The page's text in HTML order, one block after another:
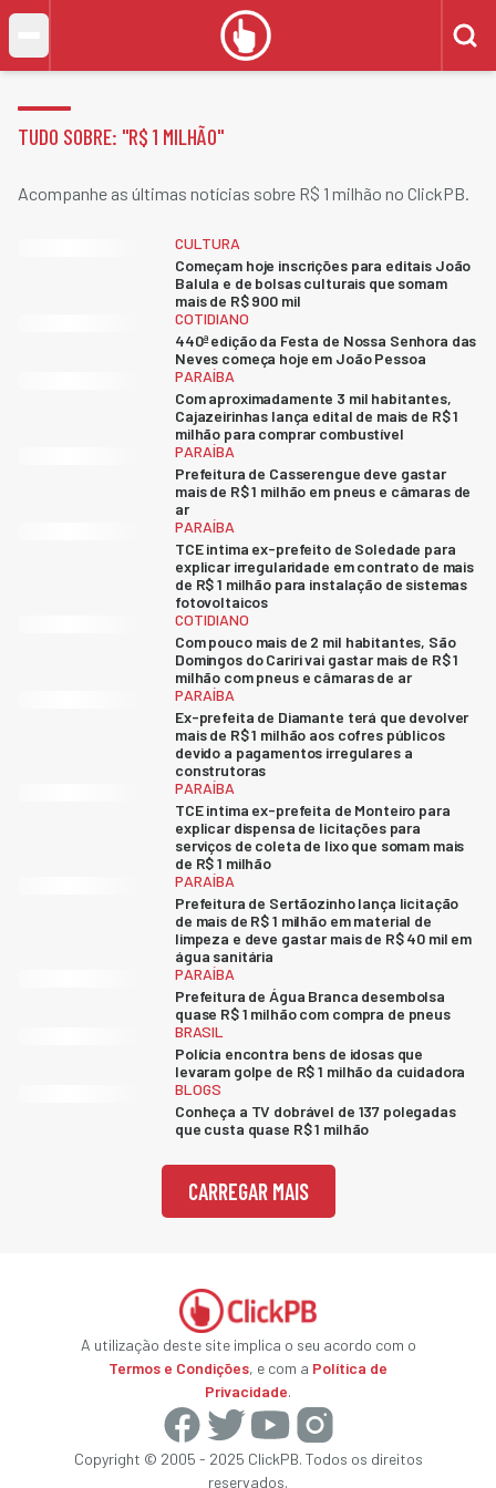
TUDO SOBRE: "R$ 1 MILHÃO"
Acompanhe as últimas notícias sobre R$ 1 milhão no ClickPB.
CULTURA
Começam hoje inscrições para editais João
Balula e de bolsas culturais que somam
mais de R$ 900 mil
COTIDIANO
440ª edição da Festa de Nossa Senhora das
Neves começa hoje em João Pessoa
PARAÍBA
Com aproximadamente 3 mil habitantes,
Cajazeirinhas lança edital de mais de R$ 1
milhão para comprar combustível
PARAÍBA
Prefeitura de Casserengue deve gastar
mais de R$ 1 milhão em pneus e câmaras de
ar
PARAÍBA
TCE intima ex-prefeito de Soledade para
explicar irregularidade em contrato de mais
de R$ 1 milhão para instalação de sistemas
fotovoltaicos
COTIDIANO
Com pouco mais de 2 mil habitantes, São
Domingos do Cariri vai gastar mais de R$ 1
milhão com pneus e câmaras de ar
PARAÍBA
Ex-prefeita de Diamante terá que devolver
mais de R$ 1 milhão aos cofres públicos
devido a pagamentos irregulares a
construtoras
PARAÍBA
TCE intima ex-prefeita de Monteiro para
explicar dispensa de licitações para
serviços de coleta de lixo que somam mais
de R$ 1 milhão
PARAÍBA
Prefeitura de Sertãozinho lança licitação
de mais de R$ 1 milhão em material de
limpeza e deve gastar mais de R$ 40 mil em
água sanitária
PARAÍBA
Prefeitura de Água Branca desembolsa
quase R$ 1 milhão com compra de pneus
BRASIL
Polícia encontra bens de idosas que
levaram golpe de R$ 1 milhão da cuidadora
BLOGS
Conheça a TV dobrável de 137 polegadas
que custa quase R$ 1 milhão
CARREGAR MAIS
A utilização deste site implica o seu acordo com o
Termos e Condições, e com a Política de
Privacidade.
Copyright © 2005 - 2025 ClickPB. Todos os direitos
reservados.